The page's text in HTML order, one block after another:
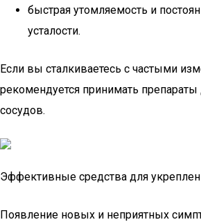
быстрая утомляемость и
усталости.
Если вы сталкиваетесь с частыми
рекомендуется принимать препараты
сосудов.
Эффективные средства для
Появление новых и неприятных